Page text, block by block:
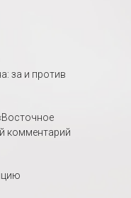
за и против
комментарий